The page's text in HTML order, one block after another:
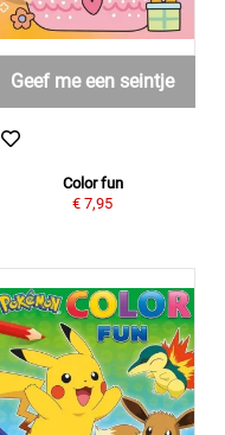
Geef me een seintje
Color fun
€ 7,95